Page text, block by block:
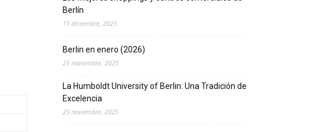
Berlín
15 diciembre, 2025
Berlin en enero (2026)
25 noviembre, 2025
La Humboldt University of Berlin: Una Tradición de
Excelencia
25 noviembre, 2025